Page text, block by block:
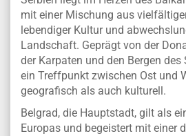
mit einer Mischung aus
lebendiger Kultur und
Landschaft. Geprägt von der
der Karpaten und den Bergen des
ein Treffpunkt zwischen Ost und
geografisch als auch kulturell.
Belgrad, die Hauptstadt, gilt als
Europas und begeistert mit einer